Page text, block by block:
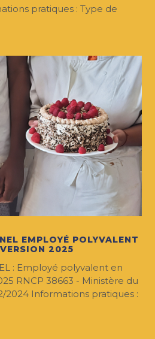
pratiques : Type de
EMPLOYÉ POLYVALENT
2025
: Employé polyvalent en
RNCP 38663 - Ministère du
2024 Informations pratiques :